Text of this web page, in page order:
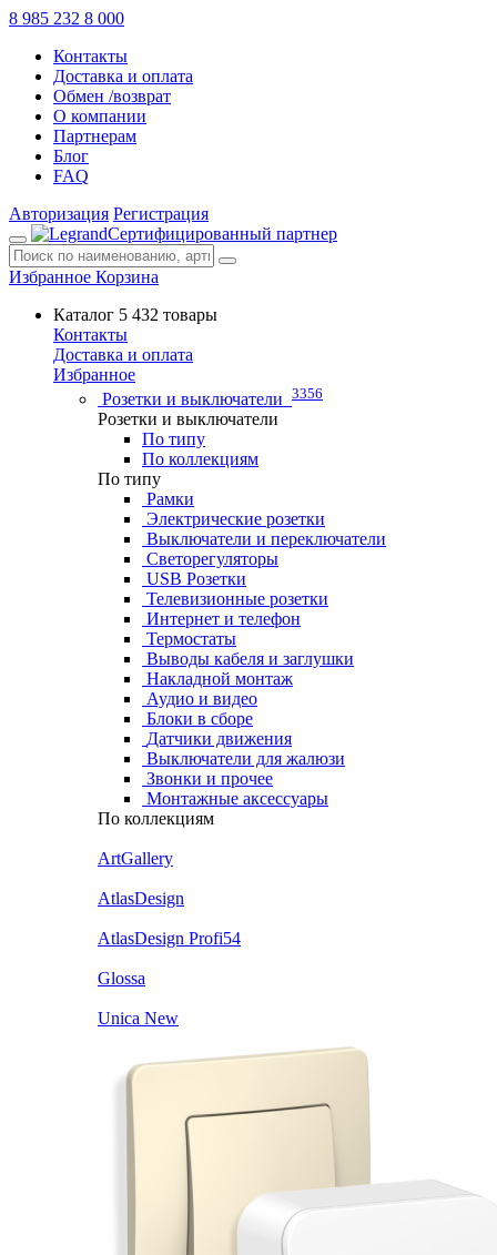
8 985 232 8 000
Контакты
Доставка и оплата
Обмен /возврат
О компании
Партнерам
Блог
FAQ
Авторизация Регистрация
Сертифицированный партнер
Избранное Корзина
Каталог 5 432 товары
Контакты
Доставка и оплата
Избранное
Розетки и выключатели 3356
Розетки и выключатели
По типу
По коллекциям
По типу
Рамки
Электрические розетки
Выключатели и переключатели
Светорегуляторы
USB Розетки
Телевизионные розетки
Интернет и телефон
Термостаты
Выводы кабеля и заглушки
Накладной монтаж
Аудио и видео
Блоки в сборе
Датчики движения
Выключатели для жалюзи
Звонки и прочее
Монтажные аксессуары
По коллекциям
ArtGallery
AtlasDesign
AtlasDesign Profi54
Glossa
Unica New